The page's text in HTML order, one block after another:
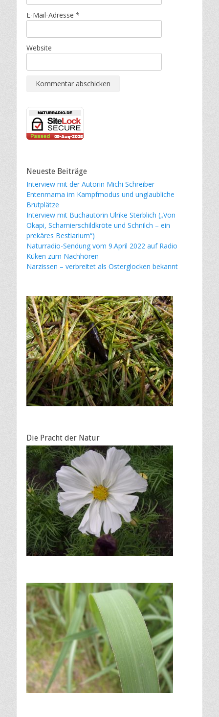
E-Mail-Adresse *
Website
Neueste Beiträge
Interview mit der Autorin Michi Schreiber
Entenmama im Kampfmodus und unglaubliche
Brutplätze
Interview mit Buchautorin Ulrike Sterblich („Von
Okapi, Scharnierschildkröte und Schnilch – ein
prekäres Bestiarium“)
Naturradio-Sendung vom 9.April 2022 auf Radio
Küken zum Nachhören
Narzissen – verbreitet als Osterglocken bekannt
Die Pracht der Natur